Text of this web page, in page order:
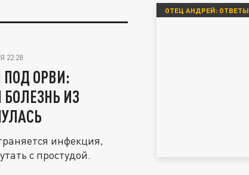
22:28
ОРВИ:
ИЗ
инфекция,
с простудой.
ОТЕЦ АНДРЕЙ: ОТВЕТЫ